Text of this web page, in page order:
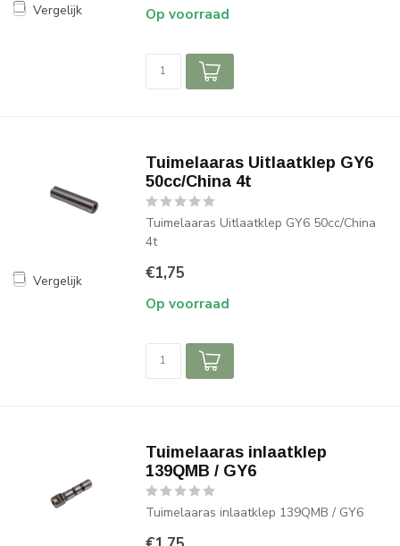
Vergelijk Op voorraad
Vergelijk
Tuimelaaras Uitlaatklep GY6
50cc/China 4t
Tuimelaaras Uitlaatklep GY6 50cc/China
4t
€1,75
Op voorraad
Tuimelaaras inlaatklep
139QMB / GY6
Tuimelaaras inlaatklep 139QMB / GY6